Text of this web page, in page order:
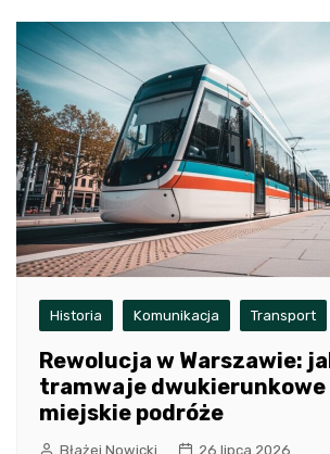
Historia Komunikacja Transport
Rewolucja w Warszawie:
tramwaje
miejskie podróże
Błażej Nowicki 26 lipca 2026